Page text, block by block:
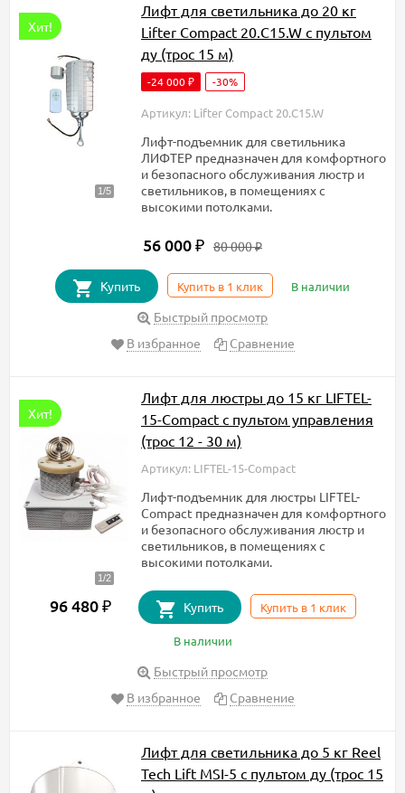
Хит!
Лифт для светильника до 20 кг
Lifter Compact 20.C15.W с пультом
ду (трос 15 м)
-24 000 ₽ -30%
Артикул: Lifter Compact 20.C15.W
Лифт-подъемник для светильника
ЛИФТЕР предназначен для комфортного
и безопасного обслуживания люстр и
светильников, в помещениях с
высокими потолками.
56 000 ₽ 80 000₽
Купить Купить в 1 клик В наличии
Быстрый просмотр
В избранное
Сравнение
Хит!
Лифт для люстры до 15 кг LIFTEL-
15-Compact с пультом управления
(трос 12 - 30 м)
Артикул: LIFTEL-15-Compact
Лифт-подъемник для люстры LIFTEL-
Compact​ предназначен для комфортного
и безопасного обслуживания люстр и
светильников, в помещениях с
высокими потолками.
96 480 ₽ Купить Купить в 1 клик
В наличии
Быстрый просмотр
В избранное
Сравнение
Лифт для светильника до 5 кг Reel
Tech Lift MSI-5 с пультом ду (трос 15